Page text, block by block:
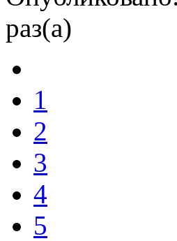
раз(а)
1
2
3
4
5